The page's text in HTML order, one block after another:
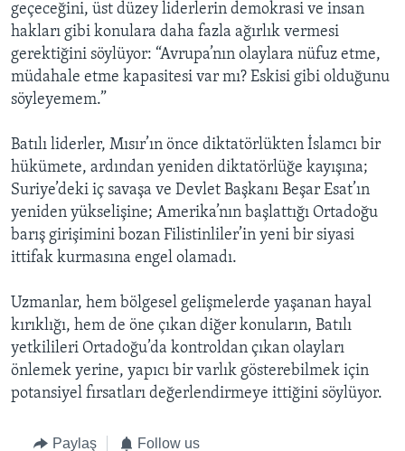
geçeceğini, üst düzey liderlerin demokrasi ve insan
hakları gibi konulara daha fazla ağırlık vermesi
gerektiğini söylüyor: “Avrupa’nın olaylara nüfuz etme,
müdahale etme kapasitesi var mı? Eskisi gibi olduğunu
söyleyemem.”
Batılı liderler, Mısır’ın önce diktatörlükten İslamcı bir
hükümete, ardından yeniden diktatörlüğe kayışına;
Suriye’deki iç savaşa ve Devlet Başkanı Beşar Esat’ın
yeniden yükselişine; Amerika’nın başlattığı Ortadoğu
barış girişimini bozan Filistinliler’in yeni bir siyasi
ittifak kurmasına engel olamadı.
Uzmanlar, hem bölgesel gelişmelerde yaşanan hayal
kırıklığı, hem de öne çıkan diğer konuların, Batılı
yetkilileri Ortadoğu’da kontroldan çıkan olayları
önlemek yerine, yapıcı bir varlık gösterebilmek için
potansiyel fırsatları değerlendirmeye ittiğini söylüyor.
Paylaş Follow us